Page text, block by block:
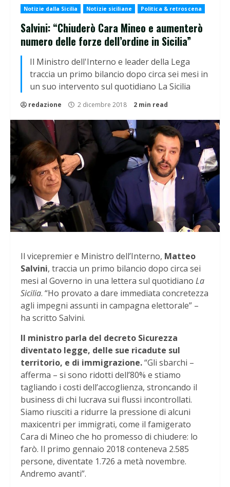
Notizie dalla Sicilia Notizie siciliane Politica & retroscena
Salvini: “Chiuderò Cara Mineo e aumenterò
numero delle forze dell’ordine in Sicilia”
Il Ministro dell'Interno e leader della Lega
traccia un primo bilancio dopo circa sei mesi in
un suo intervento sul quotidiano La Sicilia
redazione 2 dicembre 2018 2 min read
Il vicepremier e Ministro dell’Interno, Matteo
Salvini, traccia un primo bilancio dopo circa sei
mesi al Governo in una lettera sul quotidiano La
Sicilia. “Ho provato a dare immediata concretezza
agli impegni assunti in campagna elettorale” –
ha scritto Salvini.
Il ministro parla del decreto Sicurezza
diventato legge, delle sue ricadute sul
territorio, e di immigrazione.“Gli sbarchi –
afferma – si sono ridotti dell’80% e stiamo
tagliando i costi dell’accoglienza, stroncando il
business di chi lucrava sui flussi incontrollati.
Siamo riusciti a ridurre la pressione di alcuni
maxicentri per immigrati, come il famigerato
Cara di Mineo che ho promesso di chiudere: lo
farò. Il primo gennaio 2018 conteneva 2.585
persone, diventate 1.726 a metà novembre.
Andremo avanti”.